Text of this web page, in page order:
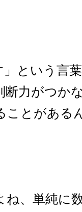
という言
断力がつか
ことがある
、単純に